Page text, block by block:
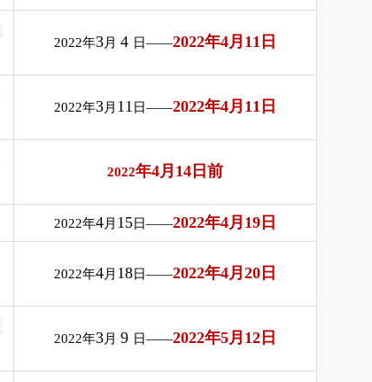
2022年3月 4 日——2022年4月 11 日
2022年3月 11 日——2022年4月 11 日
2022年4月 14 日前
2022年4月 15日——2022年4月 19 日
2022年4月 18日——2022年4月 20 日
2022年3月 9 日——2022年5月 12 日